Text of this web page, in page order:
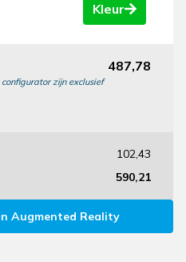
Kleur
487,78
zijn exclusief
102,43
590,21
Augmented Reality